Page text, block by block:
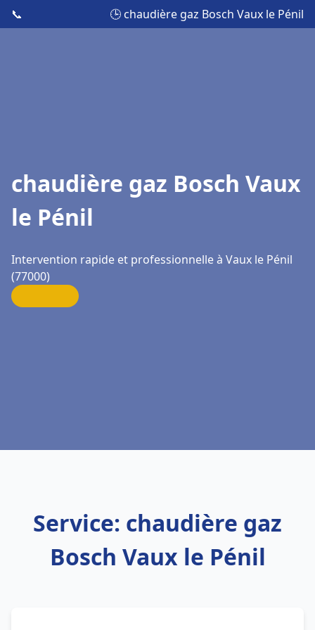
📞 🕒 chaudière gaz Bosch Vaux le Pénil
chaudière gaz Bosch Vaux
le Pénil
Intervention rapide et professionnelle à Vaux le Pénil
(77000)
Service: chaudière gaz
Bosch Vaux le Pénil